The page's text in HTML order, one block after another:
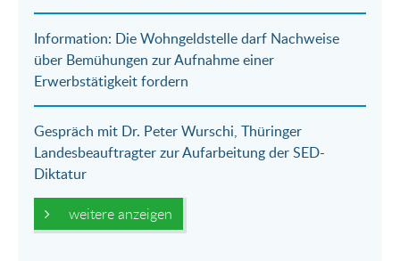
Information: Die Wohngeldstelle darf Nachweise
über Bemühungen zur Aufnahme einer
Erwerbstätigkeit fordern
Gespräch mit Dr. Peter Wurschi, Thüringer
Landesbeauftragter zur Aufarbeitung der SED-
Diktatur
weitere anzeigen